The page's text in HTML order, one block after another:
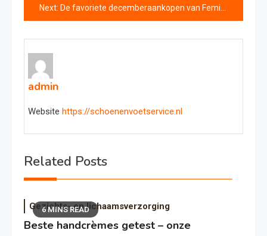
Next: De favoriete decemberaankopen van Femina’s modechef
admin
Website https://schoenenvoetservice.nl
Related Posts
6 MINS READ
Gezichts- en lichaamsverzorging
Beste handcrèmes getest – onze